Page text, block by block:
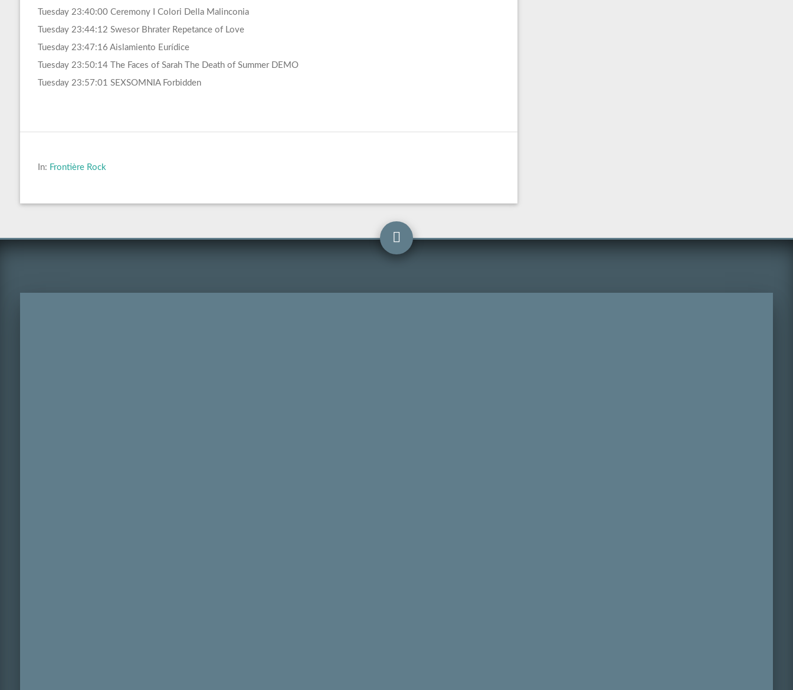
Tuesday 23:40:00 Ceremony I Colori Della Malinconia
Tuesday 23:44:12 Swesor Bhrater Repetance of Love
Tuesday 23:47:16 Aislamiento Eurídice
Tuesday 23:50:14 The Faces of Sarah The Death of Summer DEMO
Tuesday 23:57:01 SEXSOMNIA Forbidden
In: Frontière Rock